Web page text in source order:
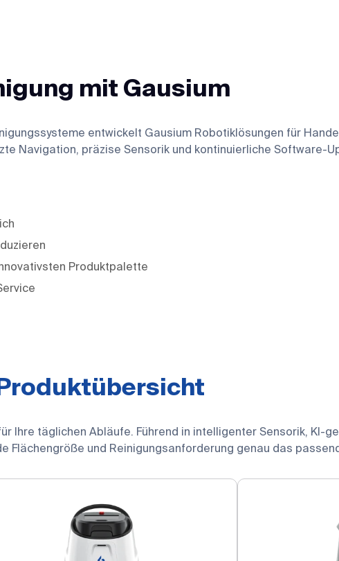
mit Gausium
entwickelt Gausium Robotiklösungen für
Navigation, präzise Sensorik und kontinuierliche Software-
Produktpalette
Produktübersicht
Ihre täglichen Abläufe. Führend in intelligenter Sensorik, KI-
Flächengröße und Reinigungsanforderung genau das